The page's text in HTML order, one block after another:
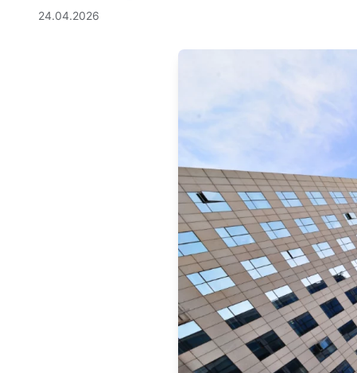
24.04.2026